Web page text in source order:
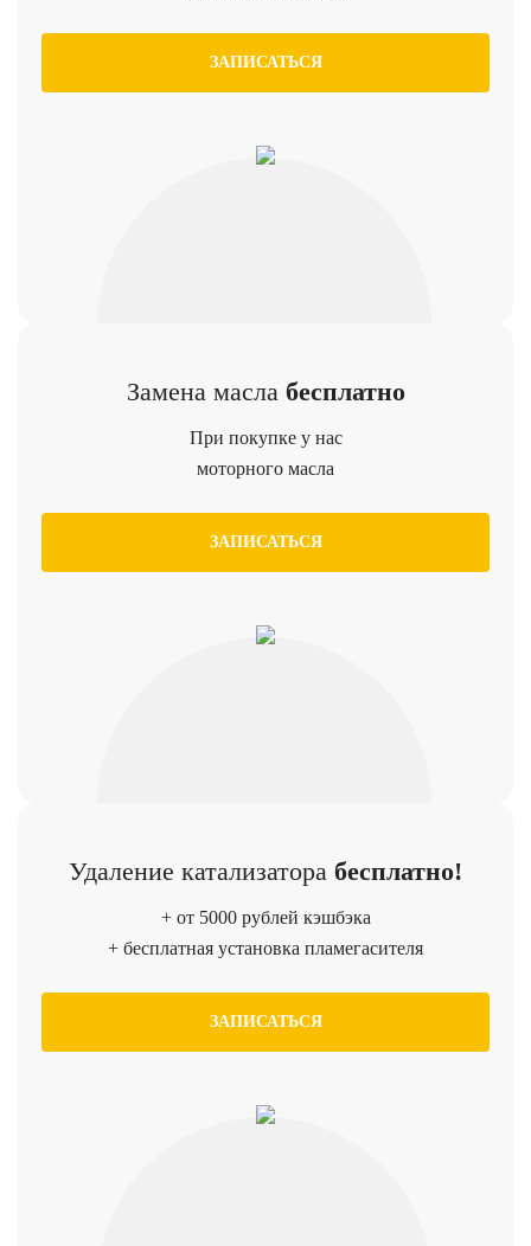
ЗАПИСАТЬСЯ
Замена масла бесплатно
При покупке у нас
моторного масла
ЗАПИСАТЬСЯ
Удаление катализатора бесплатно!
+ от 5000 рублей кэшбэка
+ бесплатная установка пламегасителя
ЗАПИСАТЬСЯ